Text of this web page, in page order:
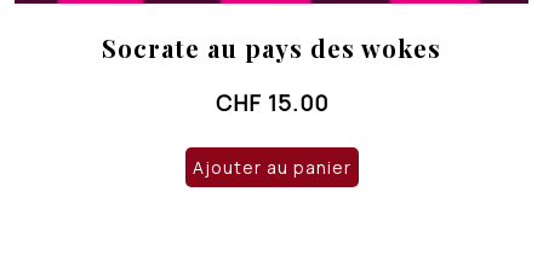
Socrate au pays des wokes
CHF 15.00
Ajouter au panier